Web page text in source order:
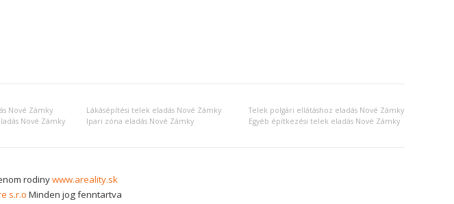
Nové Zámky Lákásépítési telek eladás Nové Zámky
Telek polgári ellátáshoz eladás Nové Zámky
Nové Zámky Ipari zóna eladás Nové Zámky Egyéb építkezési telek eladás Nové Zámky
rodinywww.areality.sk
s.r.o Minden jog fenntartva